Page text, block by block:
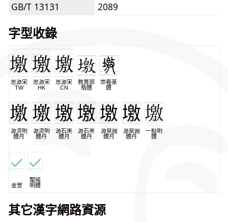
GB/T 13131
2089
字型收錄
思源宋
TW
思源宋
HK
思源宋
CN
教育部
楷體
崇羲篆
體
源流明
體月
源流明
體丹
源石黑
體月
源石黑
體丹
源泉圓
體月
源泉圓
體丹
一點明
體
金萱
蘭陽
明體
其它漢字網路資源